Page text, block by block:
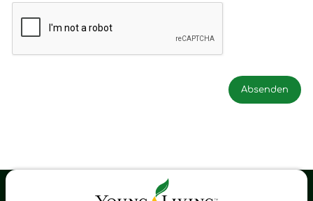
Young Living Shop-Oil Newsletter